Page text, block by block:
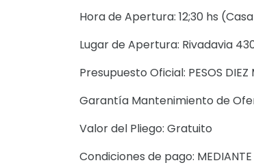
Hora de Apertura: 12;30 hs
Lugar de Apertura: Rivadavia
Presupuesto Oficial: PESOS DIEZ
Garantía Mantenimiento de
Valor del Pliego: Gratuito
Condiciones de pago: MEDIANTE